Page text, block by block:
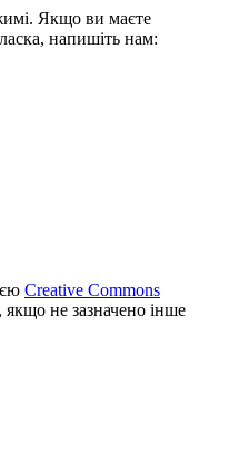
Якщо ви маєте
напишіть нам:
Creative Commons
, якщо не зазначено інше